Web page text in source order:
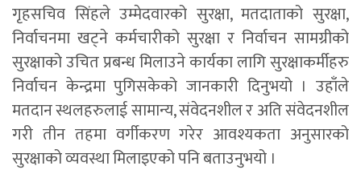
गृहसचिव सिंहले उम्मेदवारको सुरक्षा, मतदाताको सुरक्षा,
निर्वाचनमा खट्ने कर्मचारीको सुरक्षा र निर्वाचन सामग्रीको
सुरक्षाको उचित प्रबन्ध मिलाउने कार्यका लागि सुरक्षाकर्मीहरु
निर्वाचन केन्द्रमा पुगिसकेको जानकारी दिनुभयो । उहाँले
मतदान स्थलहरुलाई सामान्य, संवेदनशील र अति संवेदनशील
गरी तीन तहमा वर्गीकरण गरेर आवश्यकता अनुसारको
सुरक्षाको व्यवस्था मिलाइएको पनि बताउनुभयो ।